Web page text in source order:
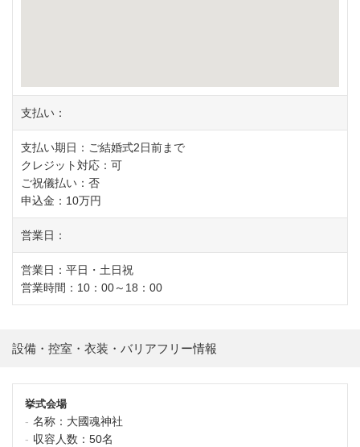
支払い：
支払い期日：ご結婚式2日前まで
クレジット対応：可
ご祝儀払い：否
申込金：10万円
営業日：
営業日：平日・土日祝
営業時間：10：00～18：00
設備・控室・衣装・バリアフリー情報
挙式会場
名称： 大國魂神社
収容人数： 50名